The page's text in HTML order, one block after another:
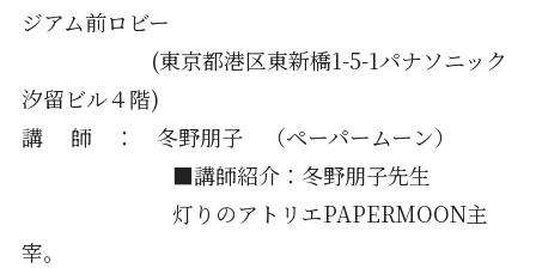
ジアム前ロビー
(東京都港区東新橋1-5-1パナソニック
汐留ビル４階)
講 師 ： 冬野朋子 （ペーパームーン）
■講師紹介：冬野朋子先生
灯りのアトリエPAPERMOON主
宰。